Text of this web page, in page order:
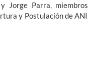
Jorge Parra,
y Postulación de